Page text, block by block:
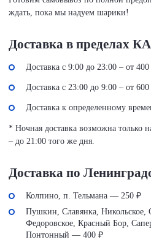
ждать, пока мы надуем шарики!
Доставка в пределах
Доставка с 9:00 до 23:00 – от 400
Доставка с 23:00 до 9:00 – от 600
Доставка к определенному
* Ночная доставка возможна только
– до 21:00 того же дня.
Доставка по
Колпино, п. Тельмана — 250 ₽
Пушкин, Славянка, Никольское,
Федоровское, Красный Бор,
Понтонный — 400 ₽